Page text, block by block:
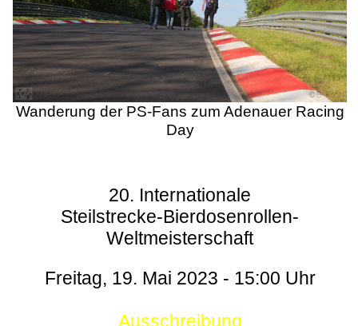
Wanderung der PS-Fans zum Adenauer Racing
Day
20. Internationale
Steilstrecke-Bierdosenrollen-
Weltmeisterschaft
Freitag, 19. Mai 2023 - 15:00 Uhr
Ausschreibung